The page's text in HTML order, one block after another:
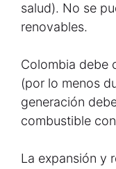
salud). No se
renovables.
Colombia debe
(por lo menos
generación
combustible
La expansión y